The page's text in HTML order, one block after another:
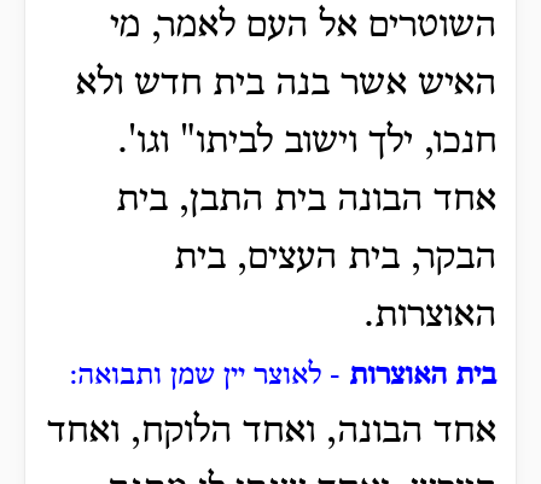
השוטרים אל העם לאמר, מי
האיש אשר בנה בית חדש ולא
חנכו, ילך וישוב לביתו" וגו'.
אחד הבונה בית התבן, בית
הבקר, בית העצים, בית
האוצרות.
בית האוצרות - לאוצר יין שמן ותבואה:
אחד הבונה, ואחד הלוקח, ואחד